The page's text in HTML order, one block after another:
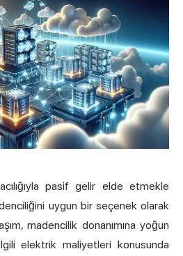
pasif gelir elde etmekle
uygun bir seçenek olarak
madencilik donanımına yoğun
elektrik maliyetleri konusunda